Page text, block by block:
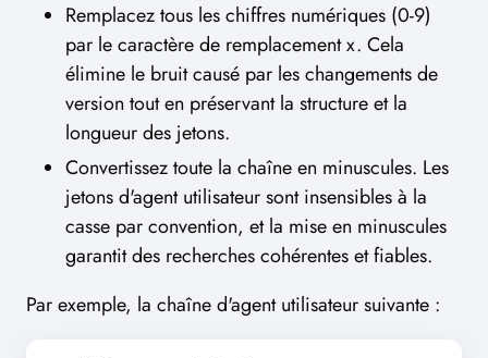
Remplacez tous les chiffres numériques (0-9)
par le caractère de remplacement x. Cela
élimine le bruit causé par les changements de
version tout en préservant la structure et la
longueur des jetons.
Convertissez toute la chaîne en minuscules. Les
jetons d'agent utilisateur sont insensibles à la
casse par convention, et la mise en minuscules
garantit des recherches cohérentes et fiables.
Par exemple, la chaîne d'agent utilisateur suivante :